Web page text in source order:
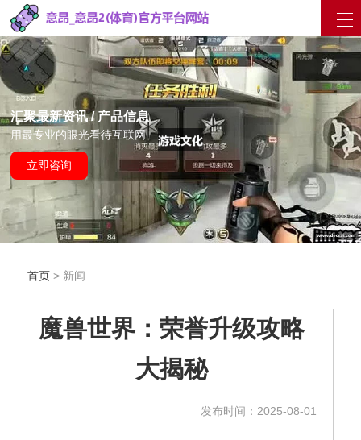
汇聚最新资讯 / 产品信息
用最专业的眼光看待互联网
立即咨询
首页> 新闻
魔兽世界：荣誉升级攻略
大揭秘
发布时间：2025-08-01